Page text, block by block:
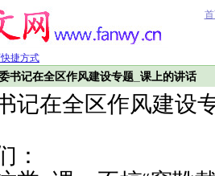
捷方式
书记在全区作风建设专题_课上的讲话
记在全区作风建设
：